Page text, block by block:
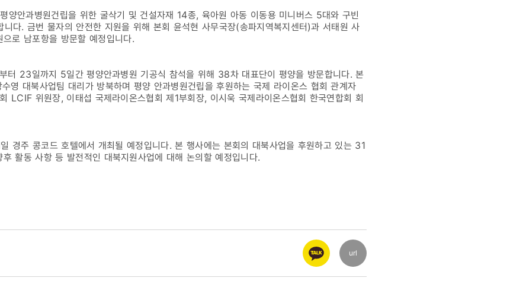
양안과병원건립을 위한 굴삭기 및 건설자재 14종, 육아원 아동 이동용 미니버스 5대와 구빈
다. 금번 물자의 안전한 지원을 위해 본회 윤석현 사무국장(송파지역복지센터)과 서태원 사
로 남포항을 방문할 예정입니다.
터 23일까지 5일간 평양안과병원 기공식 참석을 위해 38차 대표단이 평양을 방문합니다. 본
영 대북사업팀 대리가 방북하며 평양 안과병원건립을 후원하는 국제 라이온스 협회 관계자
LCIF 위원장, 이태섭 국제라이온스협회 제1부회장, 이시욱 국제라이온스협회 한국연합회 회
경주 콩코드 호텔에서 개최될 예정입니다. 본 행사에는 본회의 대북사업을 후원하고 있는 31
활동 사항 등 발전적인 대북지원사업에 대해 논의할 예정입니다.
url